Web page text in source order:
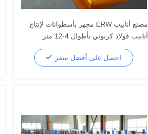
مصنع أنابيب ERW مجهز بأسطوانات لإنتاج
أنابيب فولاذ كربوني بأطوال 4-12 متر
احصل على أفضل سعر